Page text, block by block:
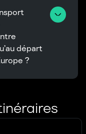
départ
?